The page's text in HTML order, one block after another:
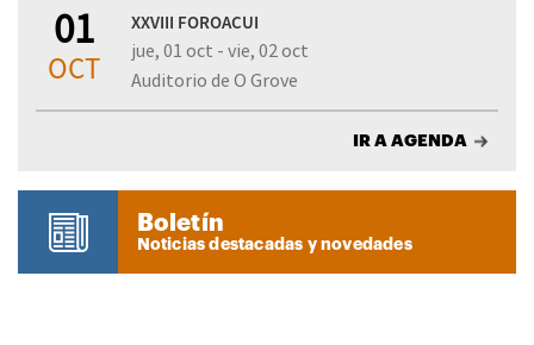
01
OCT
XXVIII FOROACUI
jue, 01 oct - vie, 02 oct
Auditorio de O Grove
IR A AGENDA
Boletín
Noticias destacadas y novedades